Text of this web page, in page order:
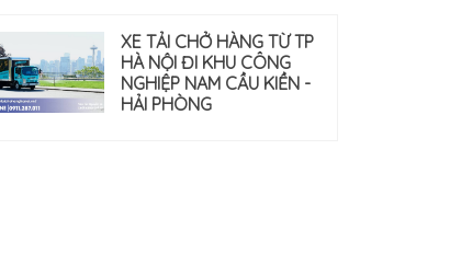
XE TẢI CHỞ HÀNG TỪ TP
HÀ NỘI ĐI KHU CÔNG
NGHIỆP NAM CẦU KIỀN -
HẢI PHÒNG